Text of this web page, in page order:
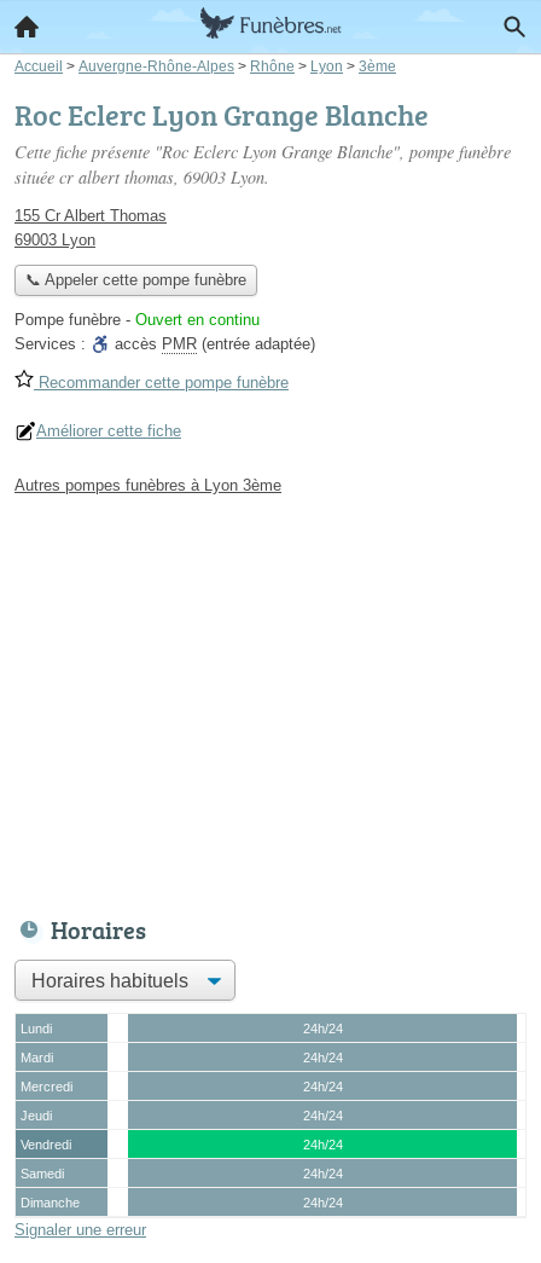
Accueil > Auvergne-Rhône-Alpes > Rhône > Lyon > 3ème
Roc Eclerc Lyon Grange Blanche
Cette fiche présente "Roc Eclerc Lyon Grange Blanche", pompe funèbre
située cr albert thomas, 69003 Lyon.
155 Cr Albert Thomas
69003 Lyon
📞 Appeler cette pompe funèbre
Pompe funèbre - Ouvert en continu
Services :
accès PMR (entrée adaptée)
Recommander cette pompe funèbre
Améliorer cette fiche
Autres pompes funèbres à Lyon 3ème
Horaires
Lundi
24h/24
Mardi
24h/24
Mercredi
24h/24
Jeudi
24h/24
Vendredi
24h/24
Samedi
24h/24
Dimanche
24h/24
Signaler une erreur